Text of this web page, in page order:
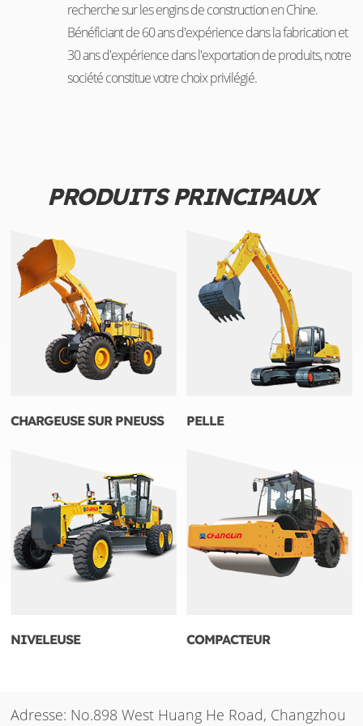
recherche sur les engins de construction en Chine.
Bénéficiant de 60 ans d'expérience dans la fabrication et
30 ans d'expérience dans l'exportation de produits, notre
société constitue votre choix privilégié.
PRODUITS PRINCIPAUX
CHARGEUSE SUR PNEUSS PELLE
NIVELEUSE COMPACTEUR
Adresse: No.898 West Huang He Road, Changzhou